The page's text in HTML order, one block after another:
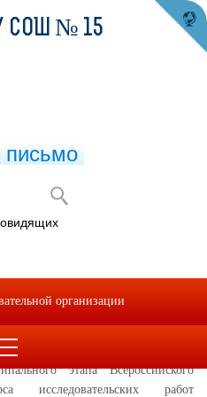
год
2024 года прошла защите
окурга в рамках
этапа Всероссийского
исследовательских работ
СОШ № 15
письмо
организации